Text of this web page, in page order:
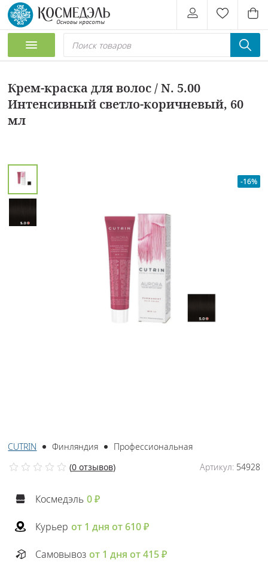
Крем-краска для волос / N. 5.00
Интенсивный светло-коричневый, 60
мл
-16%
CUTRIN Финляндия
Профессиональная
Артикул:54928
(0 отзывов)
Космедэль 0 ₽
Курьер от 1 дня от 610 ₽
Самовывоз от 1 дня от 415 ₽